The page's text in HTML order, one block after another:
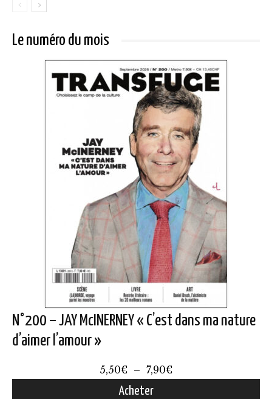
Le numéro du mois
N°200 – JAY McINERNEY « C’est dans ma nature
d’aimer l’amour »
5,50€ – 7,90€
Acheter